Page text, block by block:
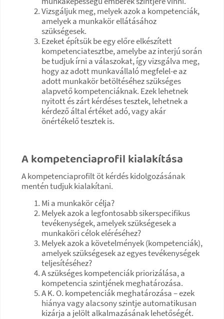
Vizsgáljuk meg, melyek azok a kompetenciák,
amelyek a munkakör ellátásához
szükségesek.
Ezeket építsük be egy előre elkészített
kompetenciatesztbe, amelybe az interjú során
be tudjuk írni a válaszokat, így vizsgálva meg,
hogy az adott munkavállaló megfelel-e az
adott munkakör betöltéséhez szükséges
alapvető kompetenciáknak. Ezek lehetnek
nyitott és zárt kérdéses tesztek, lehetnek a
kérdező által értéket adó, vagy akár
önértékelő tesztek is.
A kompetenciaprofil kialakítása
A kompetenciaprofilt öt kérdés kidolgozásának
mentén tudjuk kialakítani.
Mi a munkakör célja?
Melyek azok a legfontosabb sikerspecifikus
tevékenységek, amelyek szükségesek a
munkaköri célok eléréséhez?
Melyek azok a követelmények (kompetenciák),
amelyek szükségesek az egyes tevékenységek
teljesítéséhez?
A szükséges kompetenciák priorizálása, a
kompetencia szintjének meghatározása.
A K. O. kompetenciák meghatározása – ezek
hiánya vagy alacsony szintje automatikusan
kizárja a jelölt alkalmazásának lehetőségét.